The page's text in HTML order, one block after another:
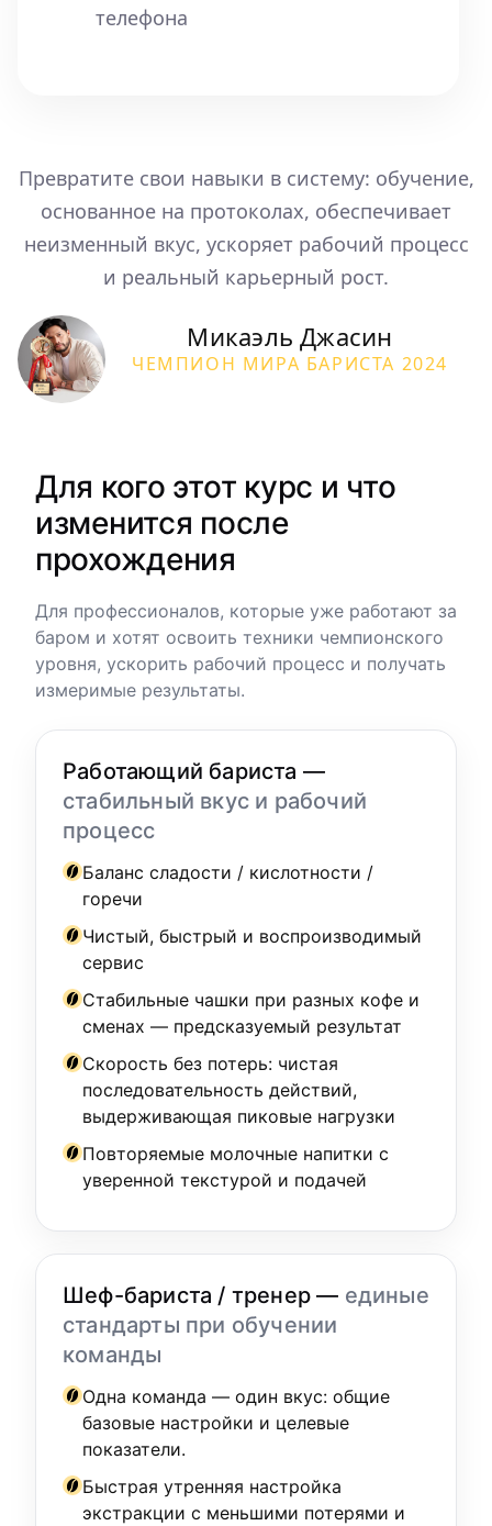
Превратите свои навыки в систему: обучение,
основанное на протоколах, обеспечивает
неизменный вкус, ускоряет рабочий процесс
и реальный карьерный рост.
Микаэль Джасин
ЧЕМПИОН МИРА БАРИСТА 2024
Для кого этот курс и что
изменится после
прохождения
Для профессионалов, которые уже работают за
баром и хотят освоить техники чемпионского
уровня, ускорить рабочий процесс и получать
измеримые результаты.
Работающий бариста —
стабильный вкус и рабочий
процесс
Баланс сладости / кислотности /
горечи
Чистый, быстрый и воспроизводимый
сервис
Стабильные чашки при разных кофе и
сменах — предсказуемый результат
Скорость без потерь: чистая
последовательность действий,
выдерживающая пиковые нагрузки
Повторяемые молочные напитки с
уверенной текстурой и подачей
Шеф-бариста / тренер — единые
стандарты при обучении
команды
Одна команда — один вкус: общие
базовые настройки и целевые
показатели.
Быстрая утренняя настройка
экстракции с меньшими потерями и
телефона